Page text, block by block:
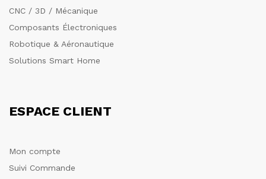
CNC / 3D / Mécanique
Composants Électroniques
Robotique & Aéronautique
Solutions Smart Home
ESPACE CLIENT
Mon compte
Suivi Commande